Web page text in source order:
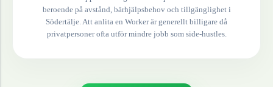
beroende på avstånd, bärhjälpsbehov och tillgänglighet i
Södertälje. Att anlita en Worker är generellt billigare då
privatpersoner ofta utför mindre jobb som side-hustles.